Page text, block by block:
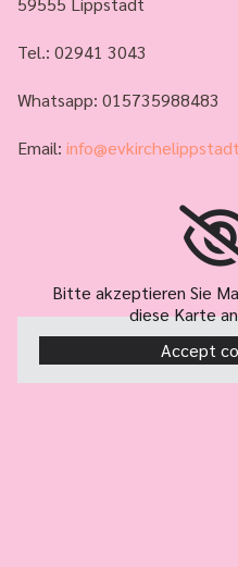
Tel.: 02941 3043
Whatsapp: 015735988483
Email:
Bitte akzeptieren Sie
diese Karte
Accept